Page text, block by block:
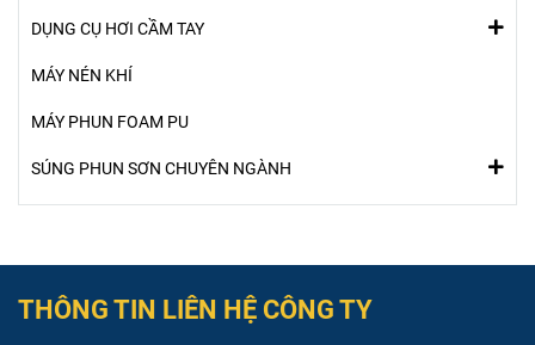
DỤNG CỤ HƠI CẦM TAY
MÁY NÉN KHÍ
MÁY PHUN FOAM PU
SÚNG PHUN SƠN CHUYÊN NGÀNH
THÔNG TIN LIÊN HỆ CÔNG TY